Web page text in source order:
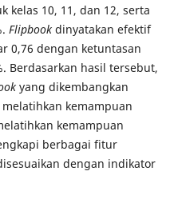
kelas 10, 11, dan 12, serta
Flipbookdinyatakan efektif
0,76 dengan ketuntasan
Berdasarkan hasil tersebut,
yang dikembangkan
kemampuan
kemampuan
berbagai fitur
dengan indikator